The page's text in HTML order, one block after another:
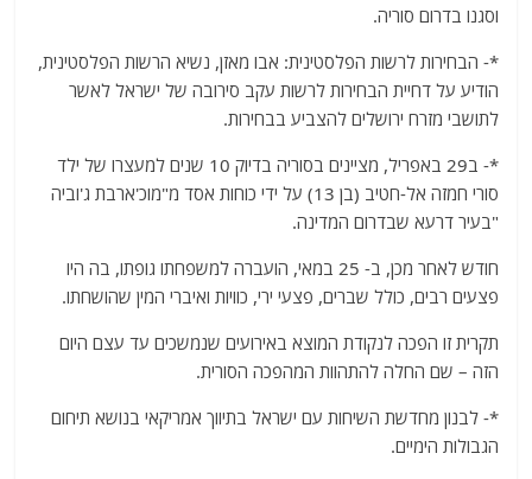
p
p
m
o
k
וסגנו בדרום סוריה.
*- הבחירות לרשות הפלסטינית: אבו מאזן, נשיא הרשות הפלסטינית,
הודיע על דחיית הבחירות לרשות עקב סירובה של ישראל לאשר
לתושבי מזרח ירושלים להצביע בבחירות.
*- ב29 באפריל, מציינים בסוריה בדיוק 10 שנים למעצרו של ילד
סורי חמזה אל-חטיב (בן 13) על ידי כוחות אסד מ"מוכ'ארבת ג'וביה
"בעיר דרעא שבדרום המדינה.
חודש לאחר מכן, ב- 25 במאי, הועברה למשפחתו גופתו, בה היו
פצעים רבים, כולל שברים, פצעי ירי, כוויות ואיברי המין שהושחתו.
תקרית זו הפכה לנקודת המוצא באירועים שנמשכים עד עצם היום
הזה – שם החלה להתהוות המהפכה הסורית.
*- לבנון מחדשת השיחות עם ישראל בתיווך אמריקאי בנושא תיחום
הגבולות הימיים.